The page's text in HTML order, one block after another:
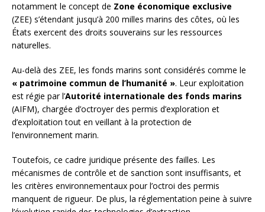
notamment le concept de Zone économique exclusive
(ZEE) s’étendant jusqu’à 200 milles marins des côtes, où les
États exercent des droits souverains sur les ressources
naturelles.
Au-delà des ZEE, les fonds marins sont considérés comme le
« patrimoine commun de l’humanité ». Leur exploitation
est régie par l’Autorité internationale des fonds marins
(AIFM), chargée d’octroyer des permis d’exploration et
d’exploitation tout en veillant à la protection de
l’environnement marin.
Toutefois, ce cadre juridique présente des failles. Les
mécanismes de contrôle et de sanction sont insuffisants, et
les critères environnementaux pour l’octroi des permis
manquent de rigueur. De plus, la réglementation peine à suivre